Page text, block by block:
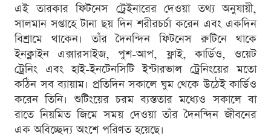
এই তারকার ফিটনেস ট্রেইনারের দেওয়া তথ্য অনুযায়ী,
সালমান সপ্তাহে টানা ছয় দিন শরীরচর্চা করেন এবং একদিন
বিশ্রামে থাকেন। তাঁর দৈনন্দিন ফিটনেস রুটিনে থাকে
ইনক্লাইন এক্সারসাইজ, পুশ-আপ, ফ্লাই, কার্ডিও, ওয়েট
ট্রেনিং এবং হাই-ইনটেনসিটি ইন্টারভাল ট্রেনিংয়ের মতো
কঠিন সব ব্যায়াম। প্রতিদিন সকালে ঘুম থেকে উঠেই কার্ডিও
করেন তিনি। শুটিংয়ের চরম ব্যস্ততার মধ্যেও সকালে বা
রাতে নিয়মিত জিমে সময় দেওয়া তাঁর দৈনন্দিন জীবনের
এক অবিচ্ছেদ্য অংশে পরিণত হয়েছে।